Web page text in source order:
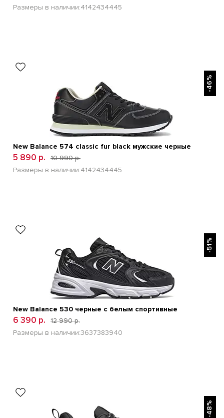
Размеры в наличии:4142434445
-46%
New Balance 574 classic fur black мужские черные
5 890 р.
10 990 р.
Размеры в наличии:4142434445
-51%
New Balance 530 черные с белым спортивные
6 390 р.
12 990 р.
Размеры в наличии:3637383940
-48%